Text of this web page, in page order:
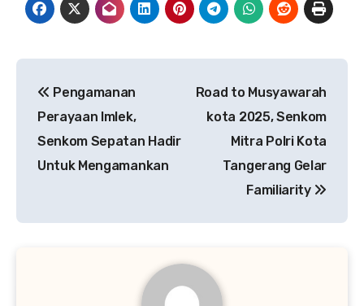
pos
Pengamanan
Perayaan Imlek,
Senkom Sepatan Hadir
Untuk Mengamankan
Road to Musyawarah
kota 2025, Senkom
Mitra Polri Kota
Tangerang Gelar
Familiarity